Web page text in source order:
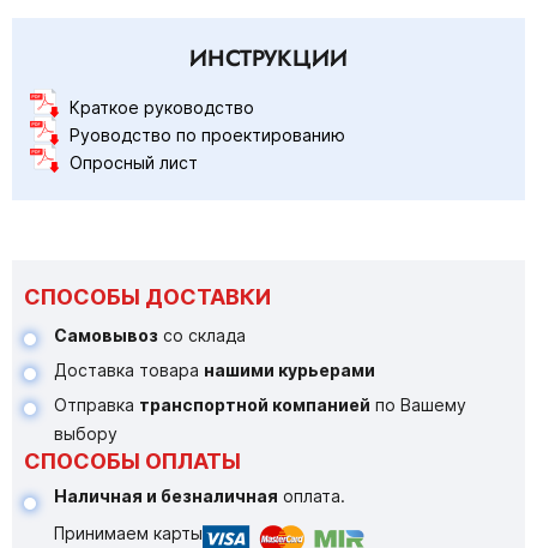
ИНСТРУКЦИИ
Краткое руководство
Руоводство по проектированию
Опросный лист
СПОСОБЫ ДОСТАВКИ
Самовывоз со склада
Доставка товара нашими курьерами
Отправка транспортной компанией по Вашему
выбору
СПОСОБЫ ОПЛАТЫ
Наличная и безналичная оплата.
Принимаем карты